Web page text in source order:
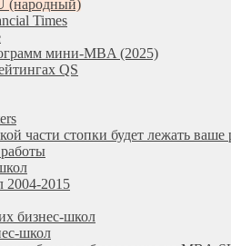
(народный)
Times
мини-MBA (2025)
QS
части стопки будет лежать ваше
2004-2015
бизнес-школ
школ